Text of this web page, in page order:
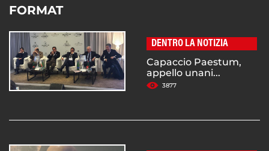
FORMAT
DENTRO LA NOTIZIA
Capaccio Paestum,
appello unani...
3877